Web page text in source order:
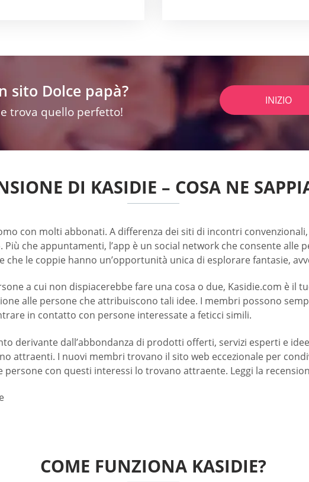
sito Dolce papà?
trova quello perfetto!
INIZIO
DI KASIDIE – COSA NE
con molti abbonati. A differenza dei siti di incontri
che appuntamenti, l’app è un social network che consente alle
che le coppie hanno un’opportunità unica di esplorare fantasie,
a cui non dispiacerebbe fare una cosa o due, Kasidie.com è il
alle persone che attribuiscono tali idee. I membri possono
in contatto con persone interessate a feticci simili.
derivante dall’abbondanza di prodotti offerti, servizi esperti e
attraenti. I nuovi membri trovano il sito web eccezionale per
persone con questi interessi lo trovano attraente. Leggi la
COME FUNZIONA KASIDIE?